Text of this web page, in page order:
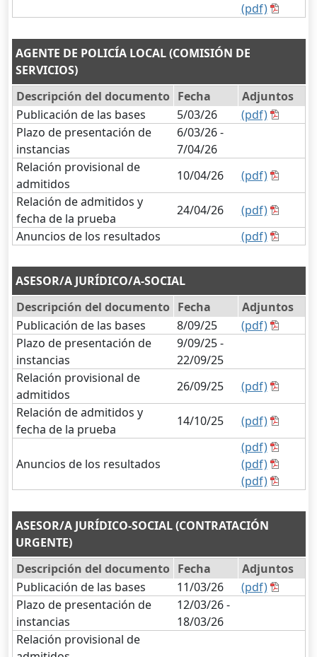
(pdf)
AGENTE DE POLICÍA LOCAL (COMISIÓN DE
SERVICIOS)
Descripción del documento Fecha
Adjuntos
Publicación de las bases
5/03/26
(pdf)
Plazo de presentación de
instancias
6/03/26 -
7/04/26
Relación provisional de
admitidos
10/04/26
(pdf)
Relación de admitidos y
fecha de la prueba
24/04/26
(pdf)
Anuncios de los resultados
(pdf)
ASESOR/A JURÍDICO/A-SOCIAL
Descripción del documento Fecha
Adjuntos
Publicación de las bases
8/09/25
(pdf)
Plazo de presentación de
instancias
9/09/25 -
22/09/25
Relación provisional de
admitidos
26/09/25
(pdf)
Relación de admitidos y
fecha de la prueba
14/10/25 (pdf)
Anuncios de los resultados
(pdf)
(pdf)
(pdf)
ASESOR/A JURÍDICO-SOCIAL (CONTRATACIÓN
URGENTE)
Descripción del documento Fecha
Adjuntos
Publicación de las bases
11/03/26
(pdf)
Plazo de presentación de
instancias
12/03/26 -
18/03/26
Relación provisional de